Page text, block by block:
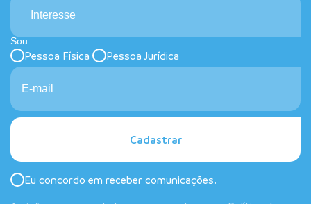
Interesse
Sou:
Pessoa Física Pessoa Jurídica
Cadastrar
Eu concordo em receber comunicações.